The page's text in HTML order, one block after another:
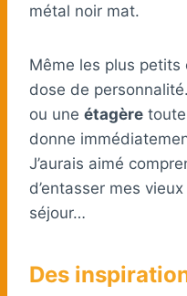
métal noir mat.
Même les plus
dose de
ou une étagère
donne
J’aurais aimé
d’entasser mes
séjour…
Des